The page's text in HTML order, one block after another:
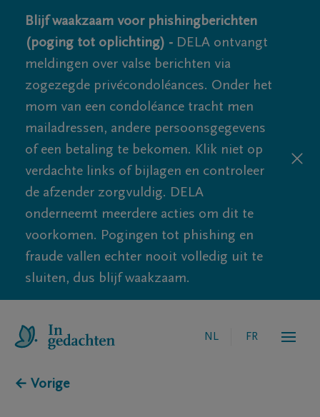
Blijf waakzaam voor phishingberichten
(poging tot oplichting) - DELA ontvangt
meldingen over valse berichten via
zogezegde privécondoléances. Onder het
mom van een condoléance tracht men
mailadressen, andere persoonsgegevens
of een betaling te bekomen. Klik niet op
verdachte links of bijlagen en controleer
de afzender zorgvuldig. DELA
onderneemt meerdere acties om dit te
voorkomen. Pogingen tot phishing en
fraude vallen echter nooit volledig uit te
sluiten, dus blijf waakzaam.
NL FR
← Vorige